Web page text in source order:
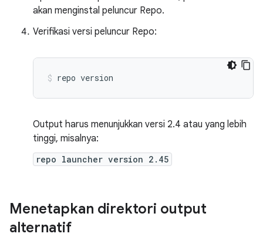
akan menginstal peluncur Repo.
Verifikasi versi peluncur Repo:
repo version
Output harus menunjukkan versi 2.4 atau yang lebih
tinggi, misalnya:
repo launcher version 2.45
Menetapkan direktori output
alternatif